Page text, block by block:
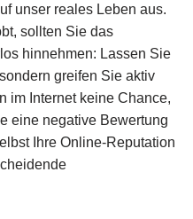
unser reales Leben aus.
sollten Sie das
hinnehmen: Lassen Sie
greifen Sie aktiv
im Internet keine Chance,
eine negative Bewertung
Ihre Online-Reputation